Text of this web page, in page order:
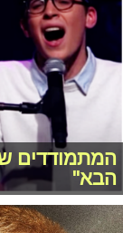
המתמודדים
הבא"